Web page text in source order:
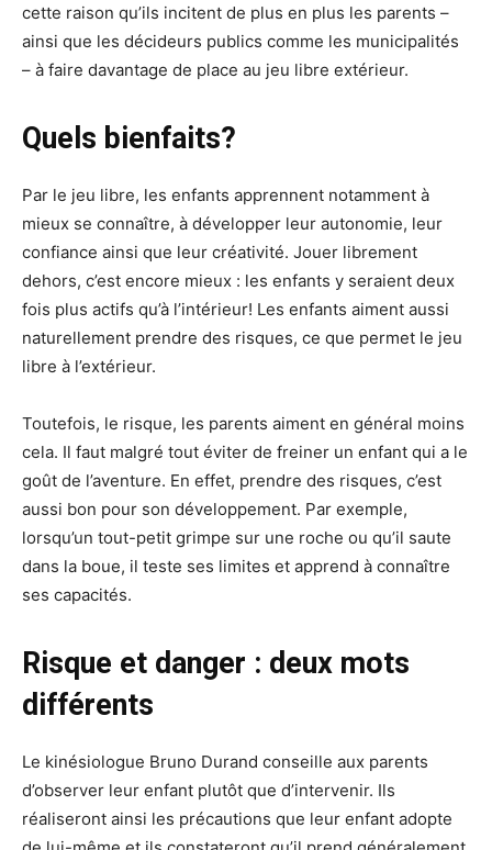
cette raison qu’ils incitent de plus en plus les parents –
ainsi que les décideurs publics comme les municipalités
– à faire davantage de place au jeu libre extérieur.
Quels bienfaits?
Par le jeu libre, les enfants apprennent notamment à
mieux se connaître, à développer leur autonomie, leur
confiance ainsi que leur créativité. Jouer librement
dehors, c’est encore mieux : les enfants y seraient deux
fois plus actifs qu’à l’intérieur! Les enfants aiment aussi
naturellement prendre des risques, ce que permet le jeu
libre à l’extérieur.
Toutefois, le risque, les parents aiment en général moins
cela. Il faut malgré tout éviter de freiner un enfant qui a le
goût de l’aventure. En effet, prendre des risques, c’est
aussi bon pour son développement. Par exemple,
lorsqu’un tout-petit grimpe sur une roche ou qu’il saute
dans la boue, il teste ses limites et apprend à connaître
ses capacités.
Risque et danger : deux mots
différents
Le kinésiologue Bruno Durand conseille aux parents
d’observer leur enfant plutôt que d’intervenir. Ils
réaliseront ainsi les précautions que leur enfant adopte